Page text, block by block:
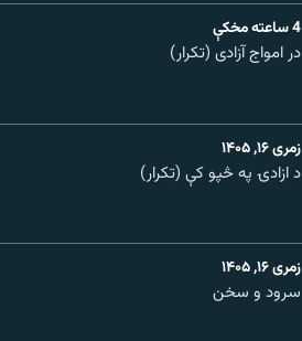
4 ساعته مخکې
در امواج آزادی (تکرار)
زمری ۱۶, ۱۴۰۵
د ازادۍ په څپو کې (تکرار)
زمری ۱۶, ۱۴۰۵
سرود و سخن